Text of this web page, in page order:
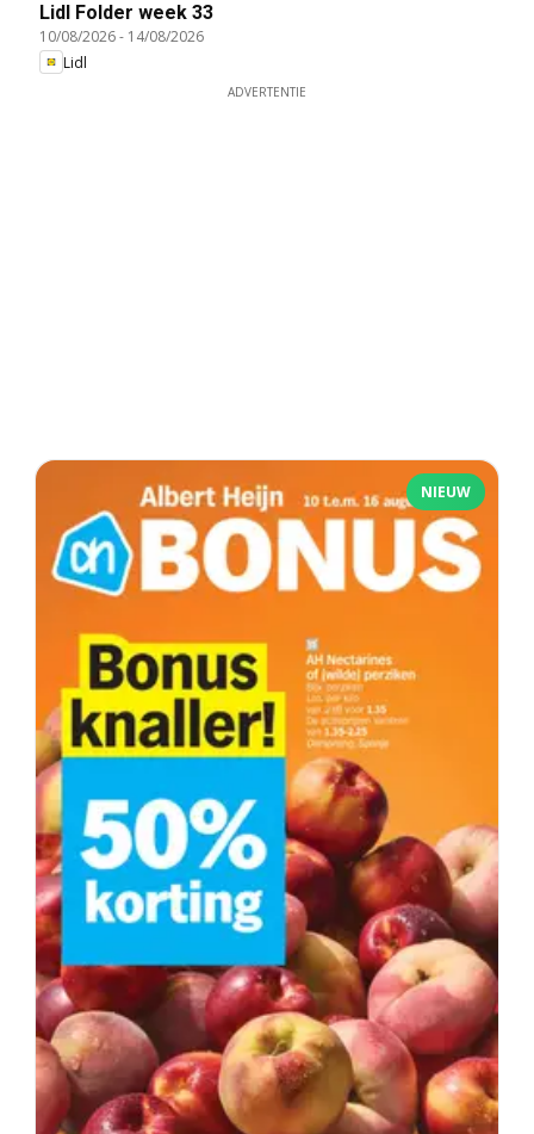
Lidl Folder week 33
10/08/2026- 14/08/2026
Lidl
ADVERTENTIE
NIEUW